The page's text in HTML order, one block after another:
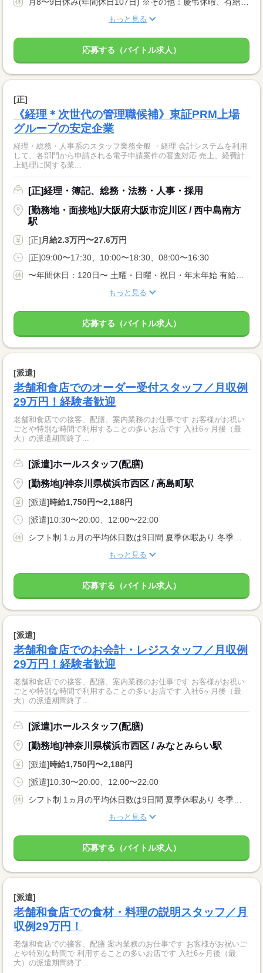
もっと見る
応募する（バイトル求人）
[正]
《経理＊次世代の管理職候補》東証PRM上場
グループの安定企業
経理・総務・人事系のスタッフ業務全般 ・経理 会計システムを利用
して、各部門から申請される電子申請案件の審査対応 売上、経費計
上処理に関する業...
[正]経理・簿記、総務・法務・人事・採用
[勤務地・面接地]/大阪府大阪市淀川区 / 西中島南方
駅
[正] 月給2.3万円〜27.6万円
[正]09:00〜17:30、10:00〜18:30、08:00〜16:30
もっと見る
応募する（バイトル求人）
[派遣]
老舗和食店でのオーダー受付スタッフ／月収例
29万円！経験者歓迎
老舗和食店での接客、配膳、案内業務のお仕事です お客様がお祝い
ごとや特別な時間で利用することの多いお店です 入社6ヶ月後（最
大）の派遣期間終了...
[派遣]ホールスタッフ(配膳)
[勤務地]/神奈川県横浜市西区 / 高島町駅
[派遣]時給1,750円〜2,188円
[派遣]10:30〜20:00、12:00〜22:00
もっと見る
応募する（バイトル求人）
[派遣]
老舗和食店でのお会計・レジスタッフ／月収例
29万円！経験者歓迎
老舗和食店での接客、配膳、案内業務のお仕事です お客様がお祝い
ごとや特別な時間で利用することの多いお店です 入社6ヶ月後（最
大）の派遣期間終了...
[派遣]ホールスタッフ(配膳)
[勤務地]/神奈川県横浜市西区 / みなとみらい駅
[派遣]時給1,750円〜2,188円
[派遣]10:30〜20:00、12:00〜22:00
もっと見る
応募する（バイトル求人）
[派遣]
老舗和食店での食材・料理の説明スタッフ／月
収例29万円！
老舗和食店での接客、配膳 案内業務のお仕事です お客様がお祝いご
とや特別な時間で 利用することの多いお店です 入社6ヶ月後（最
大）の派遣期間終了...